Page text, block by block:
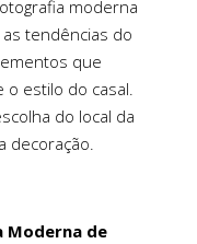
moderna
tendências do
que
estilo do casal.
do local da
decoração.
Moderna de